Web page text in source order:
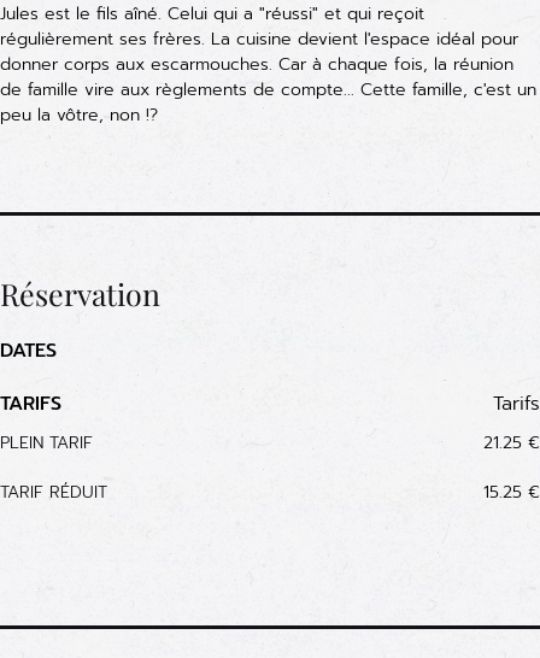
Jules est le fils aîné. Celui qui a "réussi" et qui reçoit
régulièrement ses frères. La cuisine devient l'espace idéal pour
donner corps aux escarmouches. Car à chaque fois, la réunion
de famille vire aux règlements de compte... Cette famille, c'est un
peu la vôtre, non !?
Réservation
DATES
TARIFS
Tarifs
PLEIN TARIF
21.25 €
TARIF RÉDUIT
15.25 €